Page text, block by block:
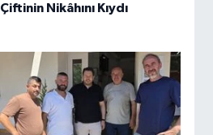
Çiftinin Nikâhını Kıydı